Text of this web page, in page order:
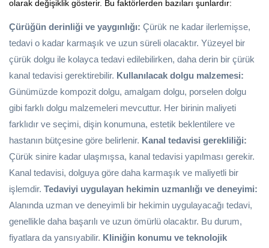
olarak değişiklik gösterir. Bu faktörlerden bazıları şunlardır:
Çürüğün derinliği ve yaygınlığı: Çürük ne kadar ilerlemişse,
tedavi o kadar karmaşık ve uzun süreli olacaktır. Yüzeyel bir
çürük dolgu ile kolayca tedavi edilebilirken, daha derin bir çürük
kanal tedavisi gerektirebilir. Kullanılacak dolgu malzemesi:
Günümüzde kompozit dolgu, amalgam dolgu, porselen dolgu
gibi farklı dolgu malzemeleri mevcuttur. Her birinin maliyeti
farklıdır ve seçimi, dişin konumuna, estetik beklentilere ve
hastanın bütçesine göre belirlenir. Kanal tedavisi gerekliliği:
Çürük sinire kadar ulaşmışsa, kanal tedavisi yapılması gerekir.
Kanal tedavisi, dolguya göre daha karmaşık ve maliyetli bir
işlemdir. Tedaviyi uygulayan hekimin uzmanlığı ve deneyimi:
Alanında uzman ve deneyimli bir hekimin uygulayacağı tedavi,
genellikle daha başarılı ve uzun ömürlü olacaktır. Bu durum,
fiyatlara da yansıyabilir. Kliniğin konumu ve teknolojik